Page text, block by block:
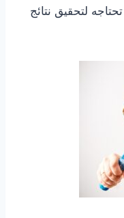
لتحقيق نتائج